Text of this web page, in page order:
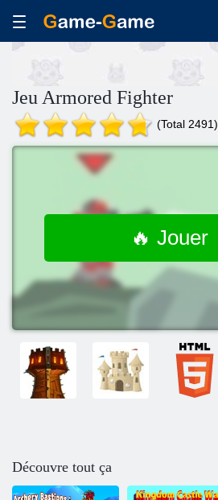
Jeu Armored Fighter
(Total 2491)
🔥 Jouer
Découvre tout ça